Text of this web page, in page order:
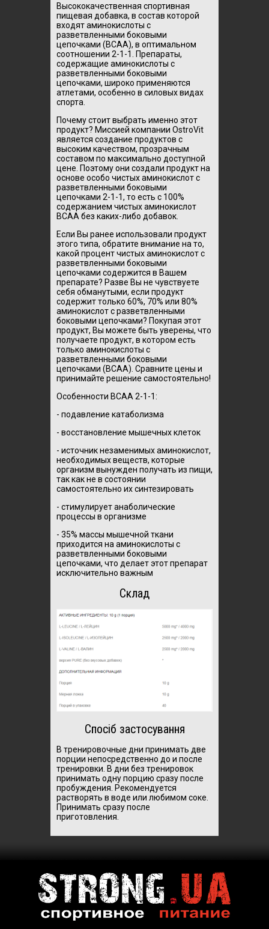
Высококачественная спортивная
пищевая добавка, в состав которой
входят аминокислоты с
разветвленными боковыми
цепочками (BCAA), в оптимальном
соотношении 2-1-1. Препараты,
содержащие аминокислоты с
разветвленными боковыми
цепочками, широко применяются
атлетами, особенно в силовых видах
спорта.
Почему стоит выбрать именно этот
продукт? Миссией компании OstroVit
является создание продуктов с
высоким качеством, прозрачным
составом по максимально доступной
цене. Поэтому они создали продукт на
основе особо чистых аминокислот с
разветвленными боковыми
цепочками 2-1-1, то есть с 100%
содержанием чистых аминокислот
BCAA без каких-либо добавок.
Если Вы ранее использовали продукт
этого типа, обратите внимание на то,
какой процент чистых аминокислот с
разветвленными боковыми
цепочками содержится в Вашем
препарате? Разве Вы не чувствуете
себя обманутыми, если продукт
содержит только 60%, 70% или 80%
аминокислот с разветвленными
боковыми цепочками? Покупая этот
продукт, Вы можете быть уверены, что
получаете продукт, в котором есть
только аминокислоты с
разветвленными боковыми
цепочками (BCAA). Сравните цены и
принимайте решение самостоятельно!
Особенности BCAA 2-1-1:
- подавление катаболизма
- восстановление мышечных клеток
- источник незаменимых аминокислот,
необходимых веществ, которые
организм вынужден получать из пищи,
так как не в состоянии
самостоятельно их синтезировать
- стимулирует анаболические
процессы в организме
- 35% массы мышечной ткани
приходится на аминокислоты с
разветвленными боковыми
цепочками, что делает этот препарат
исключительно важным
Склад
Спосіб застосування
В тренировочные дни принимать две
порции непосредственно до и после
тренировки. В дни без тренировок
принимать одну порцию сразу после
пробуждения. Рекомендуется
растворять в воде или любимом соке.
Принимать сразу после
приготовления.